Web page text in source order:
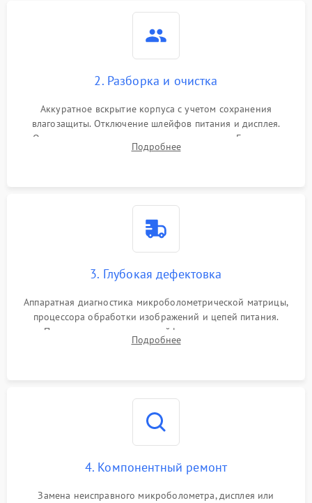
2. Разборка и очистка
Аккуратное вскрытие корпуса с учетом сохранения
влагозащиты. Отключение шлейфов питания и дисплея.
Очистка внутренних плат от окислов и пыли. Бережная
обработка германиевого объектива специализированными
Подробнее
3. Глубокая дефектовка
Аппаратная диагностика микроболометрической матрицы,
процессора обработки изображений и цепей питания.
Проверка целостности шлейфов, модуля памяти и
интерфейсов связи. Выявление сгоревших SMD-компонентов
Подробнее
4. Компонентный ремонт
Замена неисправного микроболометра, дисплея или